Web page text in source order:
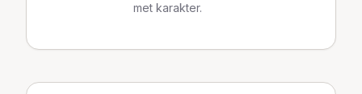
met karakter.